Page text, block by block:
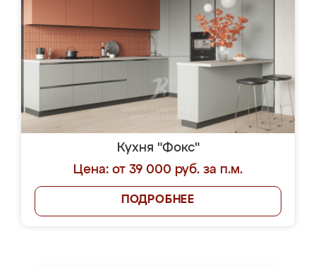
Кухня "Фокс"
Цена: от 39 000 руб. за п.м.
ПОДРОБНЕЕ